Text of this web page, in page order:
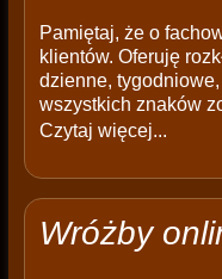
Pamiętaj, że o
klientów. Oferuję
dzienne,
wszystkich znaków
Czytaj więcej...
Wróżby